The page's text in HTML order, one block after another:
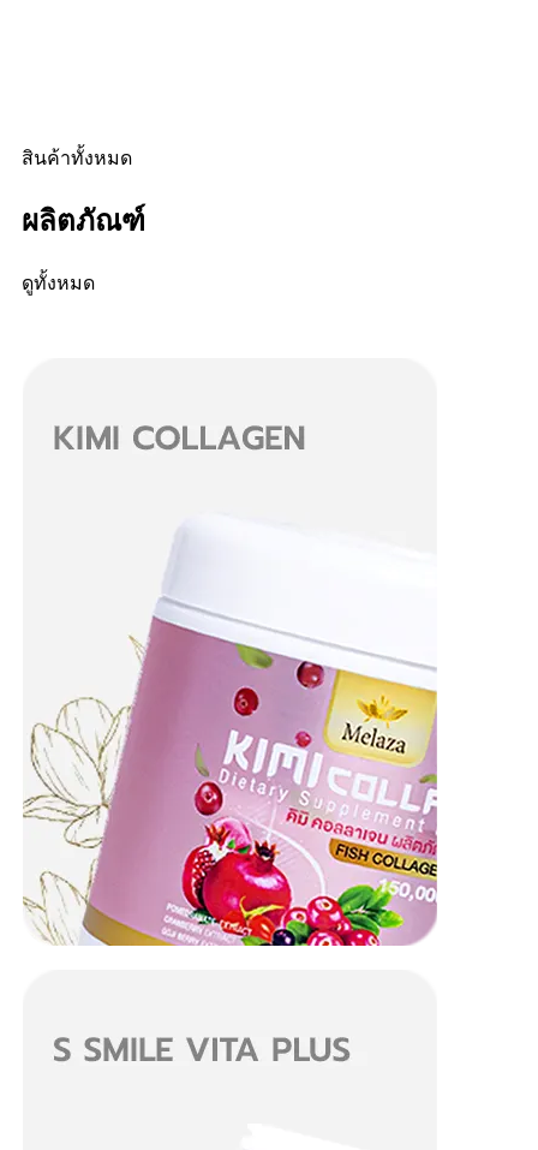
สินค้าทั้งหมด
ผลิตภัณฑ์
ดูทั้งหมด